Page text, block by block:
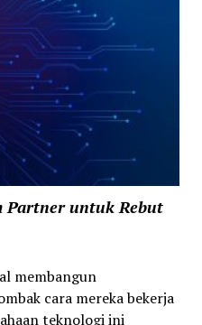
Partner untuk Rebut
membangun
cara mereka bekerja
teknologi ini